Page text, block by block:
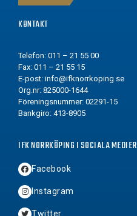
KONTAKT
Telefon: 011 – 21 55 00
Fax: 011 – 21 55 15
E-post: info@ifknorrkoping.se
Org.nr: 825000-1644
Föreningsnummer: 02291-15
Bankgiro: 413-8905
IFK NORRKÖPING I SOCIALA MEDIER
Facebook
Instagram
Twitter